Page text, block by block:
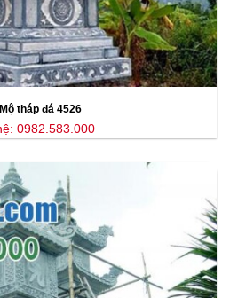
Mộ tháp đá 4526
0982.583.000